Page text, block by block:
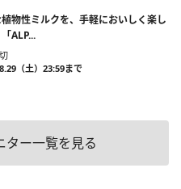
物性ミルクを、手軽においしく楽し
ALP...
（土）23:59まで
ター一覧を見る